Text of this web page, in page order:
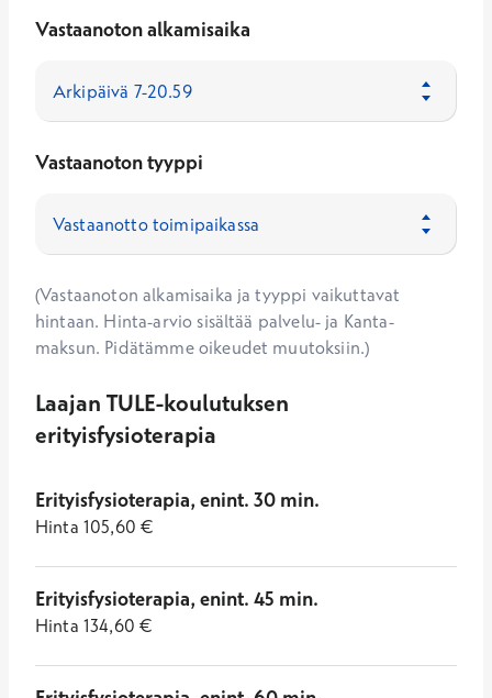
Vastaanoton alkamisaika
Vastaanoton tyyppi
(Vastaanoton alkamisaika ja tyyppi vaikuttavat
hintaan. Hinta-arvio sisältää palvelu- ja Kanta-
maksun. Pidätämme oikeudet muutoksiin.)
Laajan TULE-koulutuksen
erityisfysioterapia
Erityisfysioterapia, enint. 30 min.
Hinta 105,60 €
Erityisfysioterapia, enint. 45 min.
Hinta 134,60 €